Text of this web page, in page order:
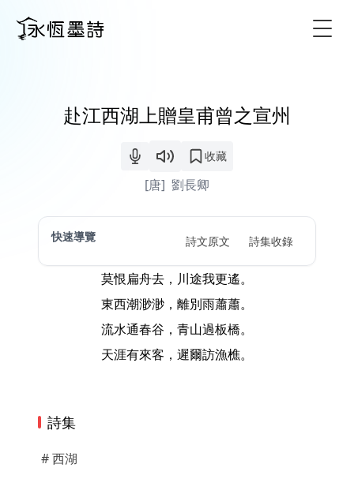
赴江西湖上贈皇甫曾之宣州
收藏
[唐] 劉長卿
快速導覽 詩文原文 詩集收錄
莫恨扁舟去，川途我更遙。
東西潮渺渺，離別雨蕭蕭。
流水通春谷，青山過板橋。
天涯有來客，遲爾訪漁樵。
詩集
# 西湖